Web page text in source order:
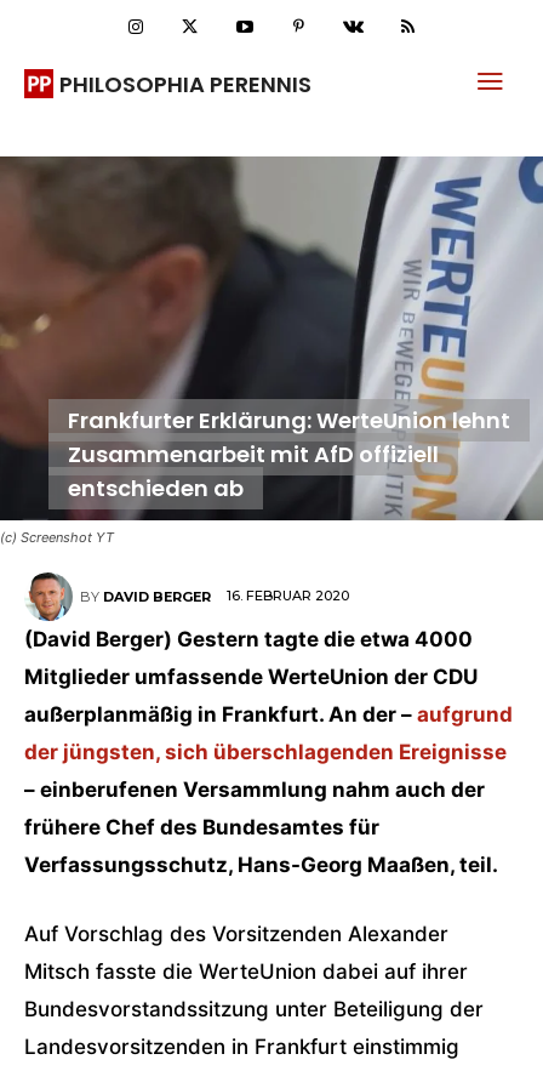
PHILOSOPHIA PERENNIS
(c) Screenshot YT
Frankfurter Erklärung: WerteUnion lehnt
Zusammenarbeit mit AfD offiziell
entschieden ab
BY DAVID BERGER 16. FEBRUAR 2020
(David Berger) Gestern tagte die etwa 4000
Mitglieder umfassende WerteUnion der CDU
außerplanmäßig in Frankfurt. An der – aufgrund
der jüngsten, sich überschlagenden Ereignisse
– einberufenen Versammlung nahm auch der
frühere Chef des Bundesamtes für
Verfassungsschutz, Hans-Georg Maaßen, teil.
Auf Vorschlag des Vorsitzenden Alexander
Mitsch fasste die WerteUnion dabei auf ihrer
Bundesvorstandssitzung unter Beteiligung der
Landesvorsitzenden in Frankfurt einstimmig